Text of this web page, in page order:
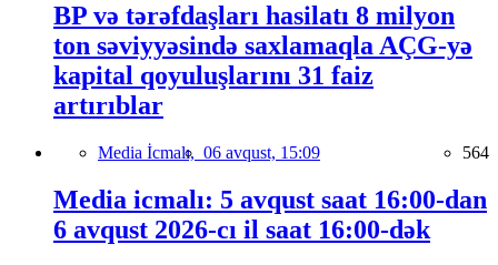
BP və tərəfdaşları hasilatı 8 milyon
ton səviyyəsində saxlamaqla AÇG-yə
kapital qoyuluşlarını 31 faiz
artırıblar
Media İcmalı, 06 avqust, 15:09 564
Media icmalı: 5 avqust saat 16:00-dan
6 avqust 2026-cı il saat 16:00-dək